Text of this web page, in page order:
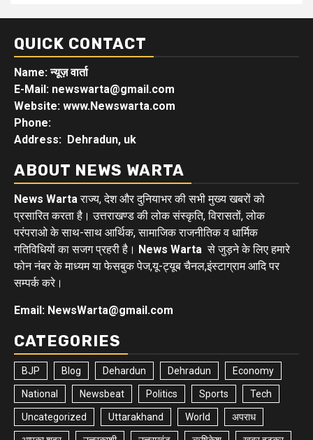
QUICK CONTACT
Name: न्यूज़ वार्ता
E-Mail: newswarta@gmail.com
Website: www.Newswarta.com
Phone:
Address: Dehradun, uk
ABOUT NEWS WARTA
News Warta राज्य, देश और दुनियाभर की सभी मुख्य खबरों को
प्रसारित करता है। उत्तराखण्ड की लोक संस्कृति, विरासतों, लोक
परंपराओ के साथ-साथ आर्थिक, सामाजिक राजनीतिक व धार्मिक
गतिविधियों का सजग प्रहरी है। News Warta से जुड़ने के लिए हमारे
फोन नंबर के माध्यम या फेसबुक पेज,यू-ट्यूब चैनल,इंस्टाग्राम आदि पर
सम्पर्क करे।
Email: NewsWarta@gmail.com
CATEGORIES
BJP Blog Dehardun Dehradun Economy
National Newsbeat Politics Sports Tech
Uncategorized Uttarakhand World अपराध